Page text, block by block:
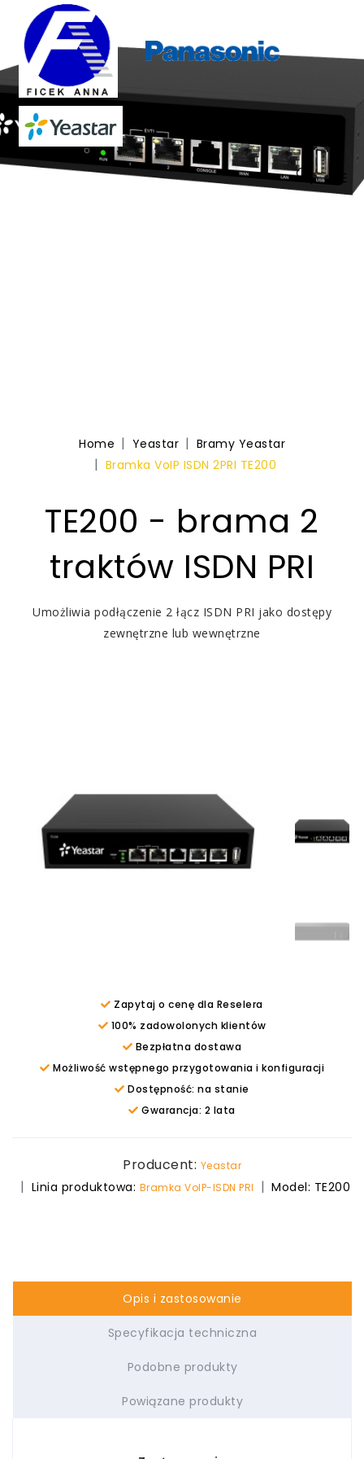
Home Yeastar
Bramy Yeastar
Bramka VoIP ISDN 2PRI TE200
TE200 - brama 2
traktów ISDN PRI
Umożliwia podłączenie 2 łącz ISDN PRI jako dostępy
zewnętrzne lub wewnętrzne
Zapytaj o cenę dla Reselera
100% zadowolonych klientów
Bezpłatna dostawa
Możliwość wstępnego przygotowania i konfiguracji
Dostępność: na stanie
Gwarancja: 2 lata
Producent: Yeastar
Linia produktowa: Bramka VoIP-ISDN PRI Model: TE200
Opis i zastosowanie
Specyfikacja techniczna
Podobne produkty
Powiązane produkty